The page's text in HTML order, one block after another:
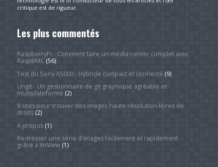
critique est de rigueur.
Les plus commentés
RaspberryPi - Comment faire un média-center complet avec
RaspBMC(56)
Test du Sony A5000 - Hybride compact et connecté (9)
Ungit - Un gestionnaire de git graphique agréable et
multiplateforme (2)
8 sites pour trouver des images haute résolution libres de
droits(2)
À propos(1)
Redresser une série d'images facilement et rapidement
grâce à XnView(1)